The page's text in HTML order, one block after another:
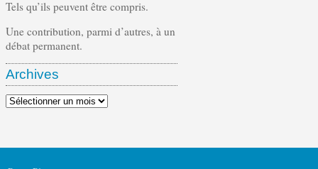
Tels qu’ils peuvent être compris.
Une contribution, parmi d’autres, à un
débat permanent.
Archives
Archives